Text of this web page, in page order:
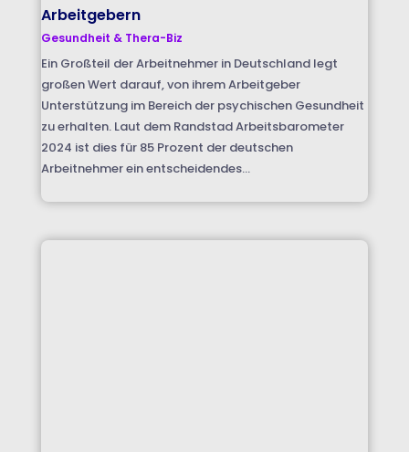
Arbeitgebern
Gesundheit & Thera-Biz
Ein Großteil der Arbeitnehmer in Deutschland legt
großen Wert darauf, von ihrem Arbeitgeber
Unterstützung im Bereich der psychischen Gesundheit
zu erhalten. Laut dem Randstad Arbeitsbarometer
2024 ist dies für 85 Prozent der deutschen
Arbeitnehmer ein entscheidendes...